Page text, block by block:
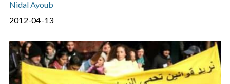
Nidal Ayoub
2012-04-13